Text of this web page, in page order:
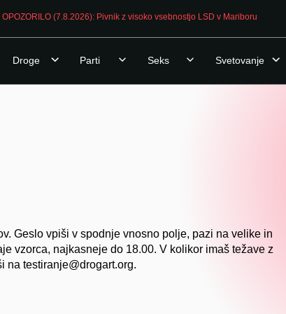
OPOZORILO (7.8.2026): Pivnik z visoko vsebnostjo LSD v Mariboru
Droge Parti Seks Svetovanje
Geslo vpiši v spodnje vnosno polje, pazi na velike in
vzorca, najkasneje do 18.00. V kolikor imaš težave z
na testiranje@drogart.org.